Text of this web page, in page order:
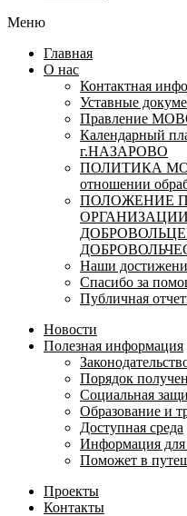
Меню
Главная
О нас
Контактная
Уставные
Правление
Календарный
г.НАЗАРОВО
ПОЛИТИКА
отношении
ПОЛОЖЕНИЕ
Наши
Спасибо за
Публичная
Новости
Полезная информация
Порядок
Социальная
Образование и
Доступная среда
Информация
Поможет в
Проекты
Контакты